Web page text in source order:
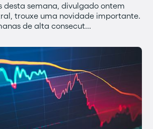
desta semana, divulgado ontem
trouxe uma novidade importante.
de alta consecut...